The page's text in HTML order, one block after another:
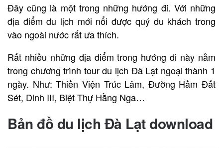
Đây cũng là một trong những hướng đi. Với những
địa điểm du lịch mới nổi được quý du khách trong
vào ngoài nước rất ưa thích.
Rất nhiều những địa điểm trong hướng đi này nằm
trong chương trình tour du lịch Đà Lạt ngoại thành 1
ngày. Như: Thiền Viện Trúc Lâm, Đường Hầm Đất
Sét, Dinh III, Biệt Thự Hằng Nga…
Bản đồ du lịch Đà Lạt download